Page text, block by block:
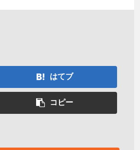
はてブ
コピー